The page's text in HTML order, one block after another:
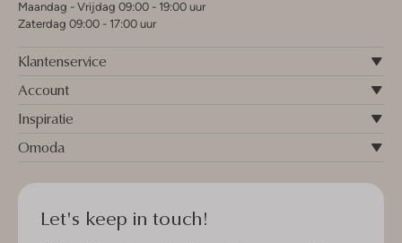
Maandag - Vrijdag 09:00 - 19:00 uur
Zaterdag 09:00 - 17:00 uur
Klantenservice
Account
Inspiratie
Omoda
Let's keep in touch!